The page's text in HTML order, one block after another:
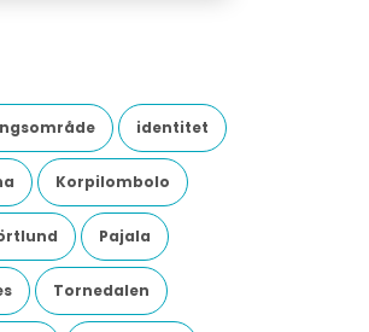
identitet
Korpilombolo
Pajala
Tornedalen